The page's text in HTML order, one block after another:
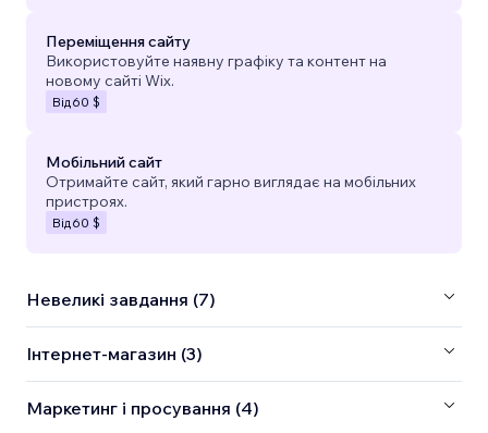
Переміщення сайту
Використовуйте наявну графіку та контент на
новому сайті Wix.
Від 60 $
Мобільний сайт
Отримайте сайт, який гарно виглядає на мобільних
пристроях.
Від 60 $
Невеликі завдання (7)
Інтернет-магазин (3)
Маркетинг і просування (4)